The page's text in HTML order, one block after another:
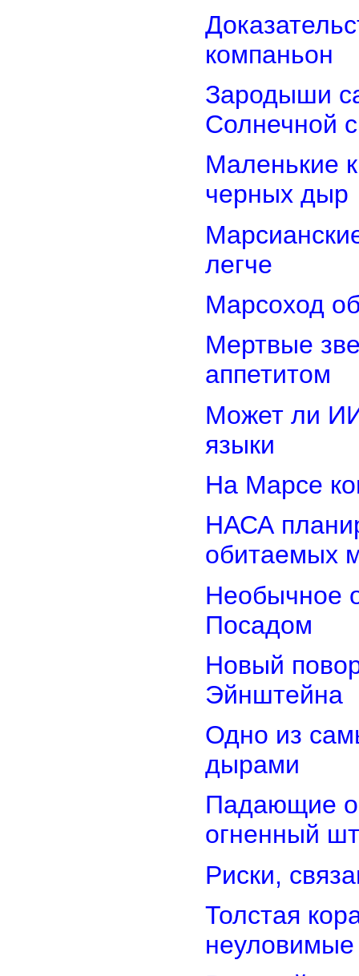
компаньон
Зародыши
Солнечной
Маленькие
черных дыр
легче
Марсоход
Мертвые
аппетитом
Может ли
языки
На Марсе
НАСА
обитаемых
Необычное
Посадом
Новый
Эйнштейна
Одно из
дырами
Падающие
огненный
Риски,
Толстая